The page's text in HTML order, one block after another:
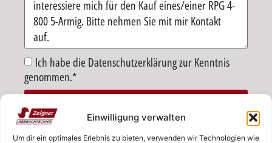
Einwilligung verwalten
Um dir ein optimales Erlebnis zu bieten, verwenden wir Technologien wie
Ich habe die Datenschutzerklärung zur Kenntnis
genommen.*
Alternative: ZURÜCK